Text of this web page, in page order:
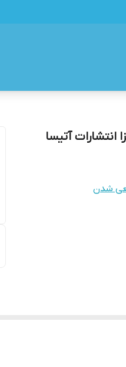
آتیسا
شدن